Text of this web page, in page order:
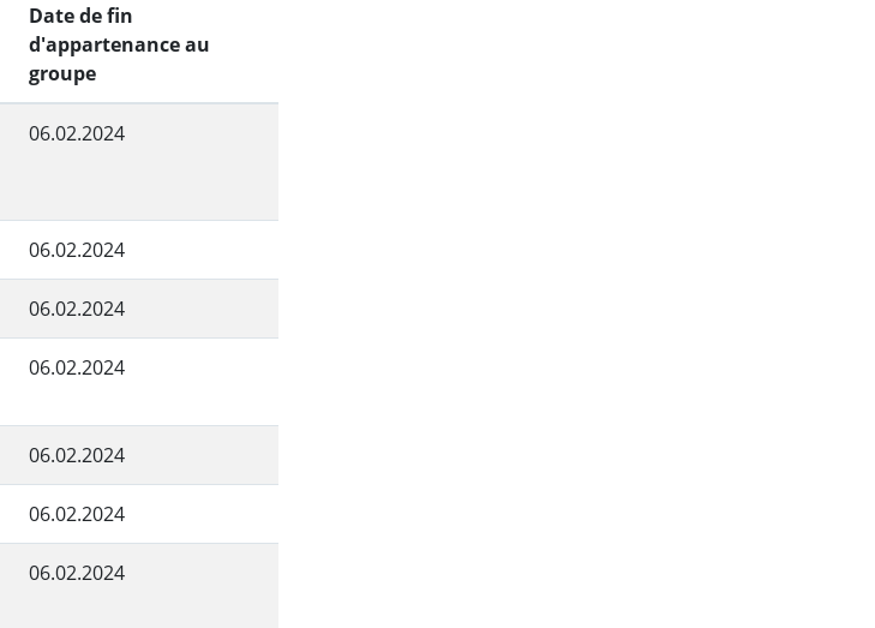
Date de fin
d'appartenance au
groupe
06.02.2024
06.02.2024
06.02.2024
06.02.2024
06.02.2024
06.02.2024
06.02.2024